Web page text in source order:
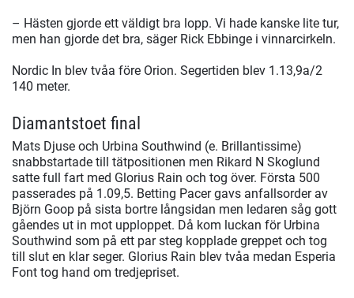
– Hästen gjorde ett väldigt bra lopp. Vi hade kanske lite tur,
men han gjorde det bra, säger Rick Ebbinge i vinnarcirkeln.
Nordic In blev tvåa före Orion. Segertiden blev 1.13,9a/2
140 meter.
Diamantstoet final
Mats Djuse och Urbina Southwind (e. Brillantissime)
snabbstartade till tätpositionen men Rikard N Skoglund
satte full fart med Glorius Rain och tog över. Första 500
passerades på 1.09,5. Betting Pacer gavs anfallsorder av
Björn Goop på sista bortre långsidan men ledaren såg gott
gåendes ut in mot upploppet. Då kom luckan för Urbina
Southwind som på ett par steg kopplade greppet och tog
till slut en klar seger. Glorius Rain blev tvåa medan Esperia
Font tog hand om tredjepriset.